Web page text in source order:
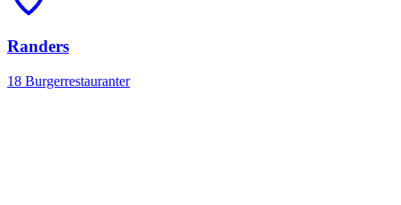
Randers
18 Burgerrestauranter